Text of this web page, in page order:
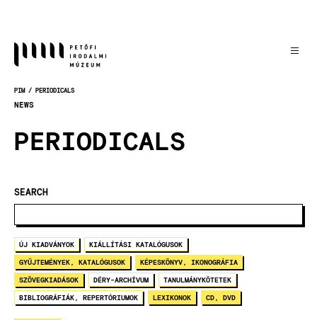
obsah
PIM PERIODICALS
NEWS
PERIODICALS
SEARCH
ÚJ KIADVÁNYOK KIÁLLÍTÁSI KATALÓGUSOK
GYŰJTEMÉNYEK, KATALÓGUSOK KÉPESKÖNYV, IKONOGRÁFIA
SZÖVEGKIADÁSOK DÉRY-ARCHÍVUM TANULMÁNYKÖTETEK
BIBLIOGRÁFIÁK, REPERTÓRIUMOK LEXIKONOK CD, DVD